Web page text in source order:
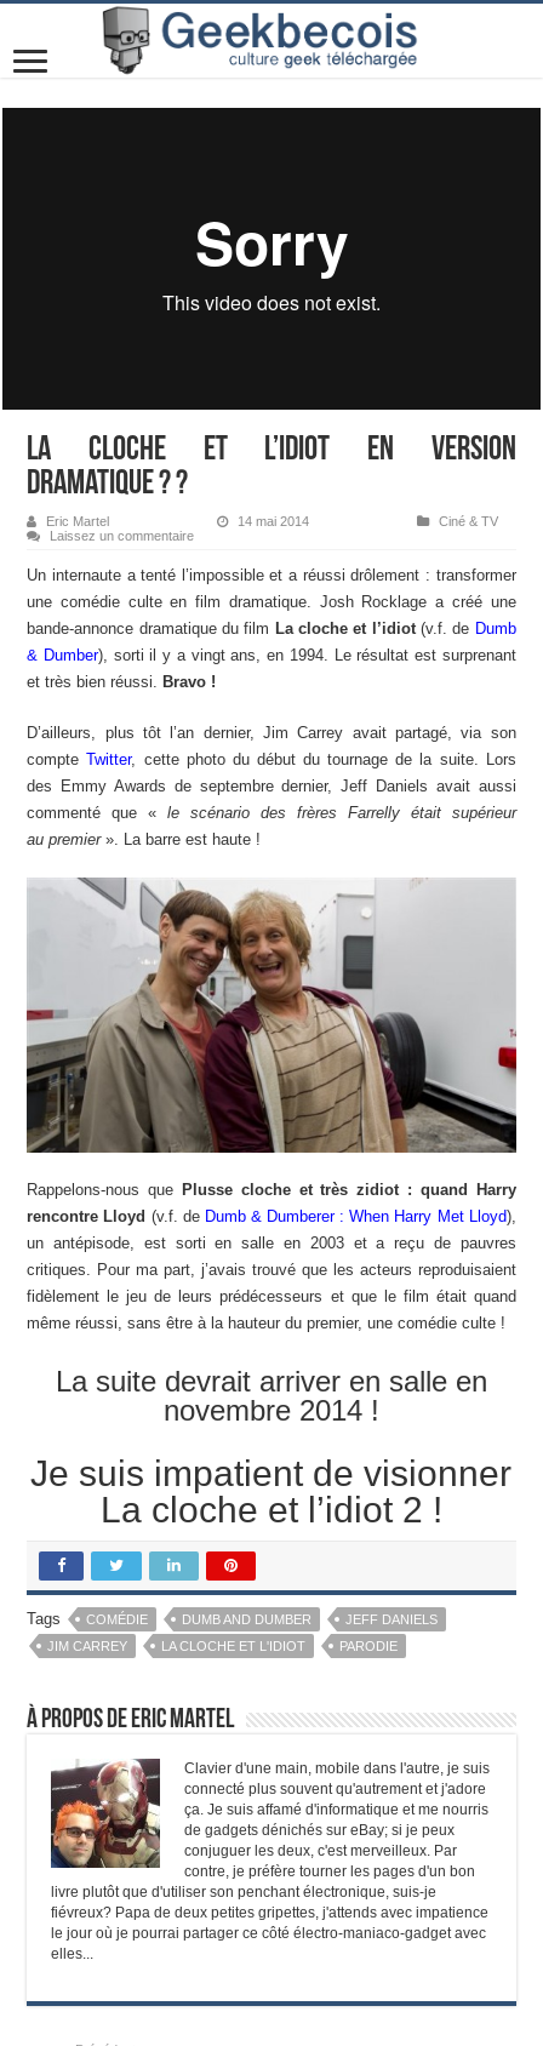
La cloche et l’idiot en version
dramatique ? ?
Eric Martel 14 mai 2014
Ciné & TV
Laissez un commentaire
Un internaute a tenté l’impossible et a réussi drôlement : transformer
une comédie culte en film dramatique. Josh Rocklage a créé une
bande-annonce dramatique du film La cloche et l’idiot(v.f. de Dumb
& Dumber), sorti il y a vingt ans, en 1994. Le résultat est surprenant
et très bien réussi. Bravo !
D’ailleurs, plus tôt l’an dernier, Jim Carrey avait partagé, via son
compteTwitter, cette photo du début du tournage de la suite. Lors
des Emmy Awards de septembre dernier, Jeff Daniels avait aussi
commenté que «le scénario des frères Farrelly était supérieur
au premier». La barre est haute !
Rappelons-nous que Plusse cloche et très zidiot : quand Harry
rencontre Lloyd (v.f. de Dumb & Dumberer : When Harry Met Lloyd),
un antépisode, est sorti en salle en 2003 et a reçu de pauvres
critiques. Pour ma part, j’avais trouvé que les acteurs reproduisaient
fidèlement le jeu de leurs prédécesseurs et que le film était quand
même réussi, sans être à la hauteur du premier, une comédie culte !
La suite devrait arriver en salle en
novembre 2014 !
Je suis impatient de visionner
La cloche et l’idiot 2 !
Tags COMÉDIE DUMB AND DUMBER
JEFF DANIELS
JIM CARREY
LA CLOCHE ET L'IDIOT PARODIE
À propos de Eric Martel
Clavier d'une main, mobile dans l'autre, je suis
connecté plus souvent qu'autrement et j'adore
ça. Je suis affamé d'informatique et me nourris
de gadgets dénichés sur eBay; si je peux
conjuguer les deux, c'est merveilleux. Par
contre, je préfère tourner les pages d'un bon
livre plutôt que d'utiliser son penchant électronique, suis-je
fiévreux? Papa de deux petites gripettes, j'attends avec impatience
le jour où je pourrai partager ce côté électro-maniaco-gadget avec
elles...